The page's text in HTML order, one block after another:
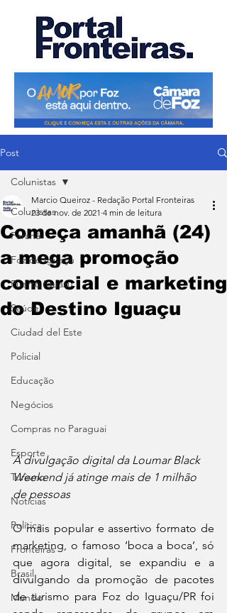
Post
Colunistas
Paraná
Foz do Iguaçu
Puerto Iguazu
Saúde
Ciudad del Este
Policial
Educação
Negócios
Compras no Paraguai
Esporte
Turismo
Notícias
Política
Fronteiras
Brasil
Mundo
Colunistas
Começa amanhã (24)
a mega promoção
comercial e marketing
do Destino Iguaçu
Marcio Queiroz - Redação Portal Fronteiras
23 de nov. de 2021 4 min de leitura
A divulgação digital da Loumar Black
Weekend já atinge mais de 1 milhão
de pessoas
O mais popular e assertivo formato de
marketing, o famoso ‘boca a boca’, só
que agora digital, se expandiu e a
divulgando da promoção de pacotes
de turismo para Foz do Iguaçu/PR foi